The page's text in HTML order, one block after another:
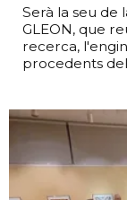
Serà la seu de
GLEON, que
recerca,
procedents